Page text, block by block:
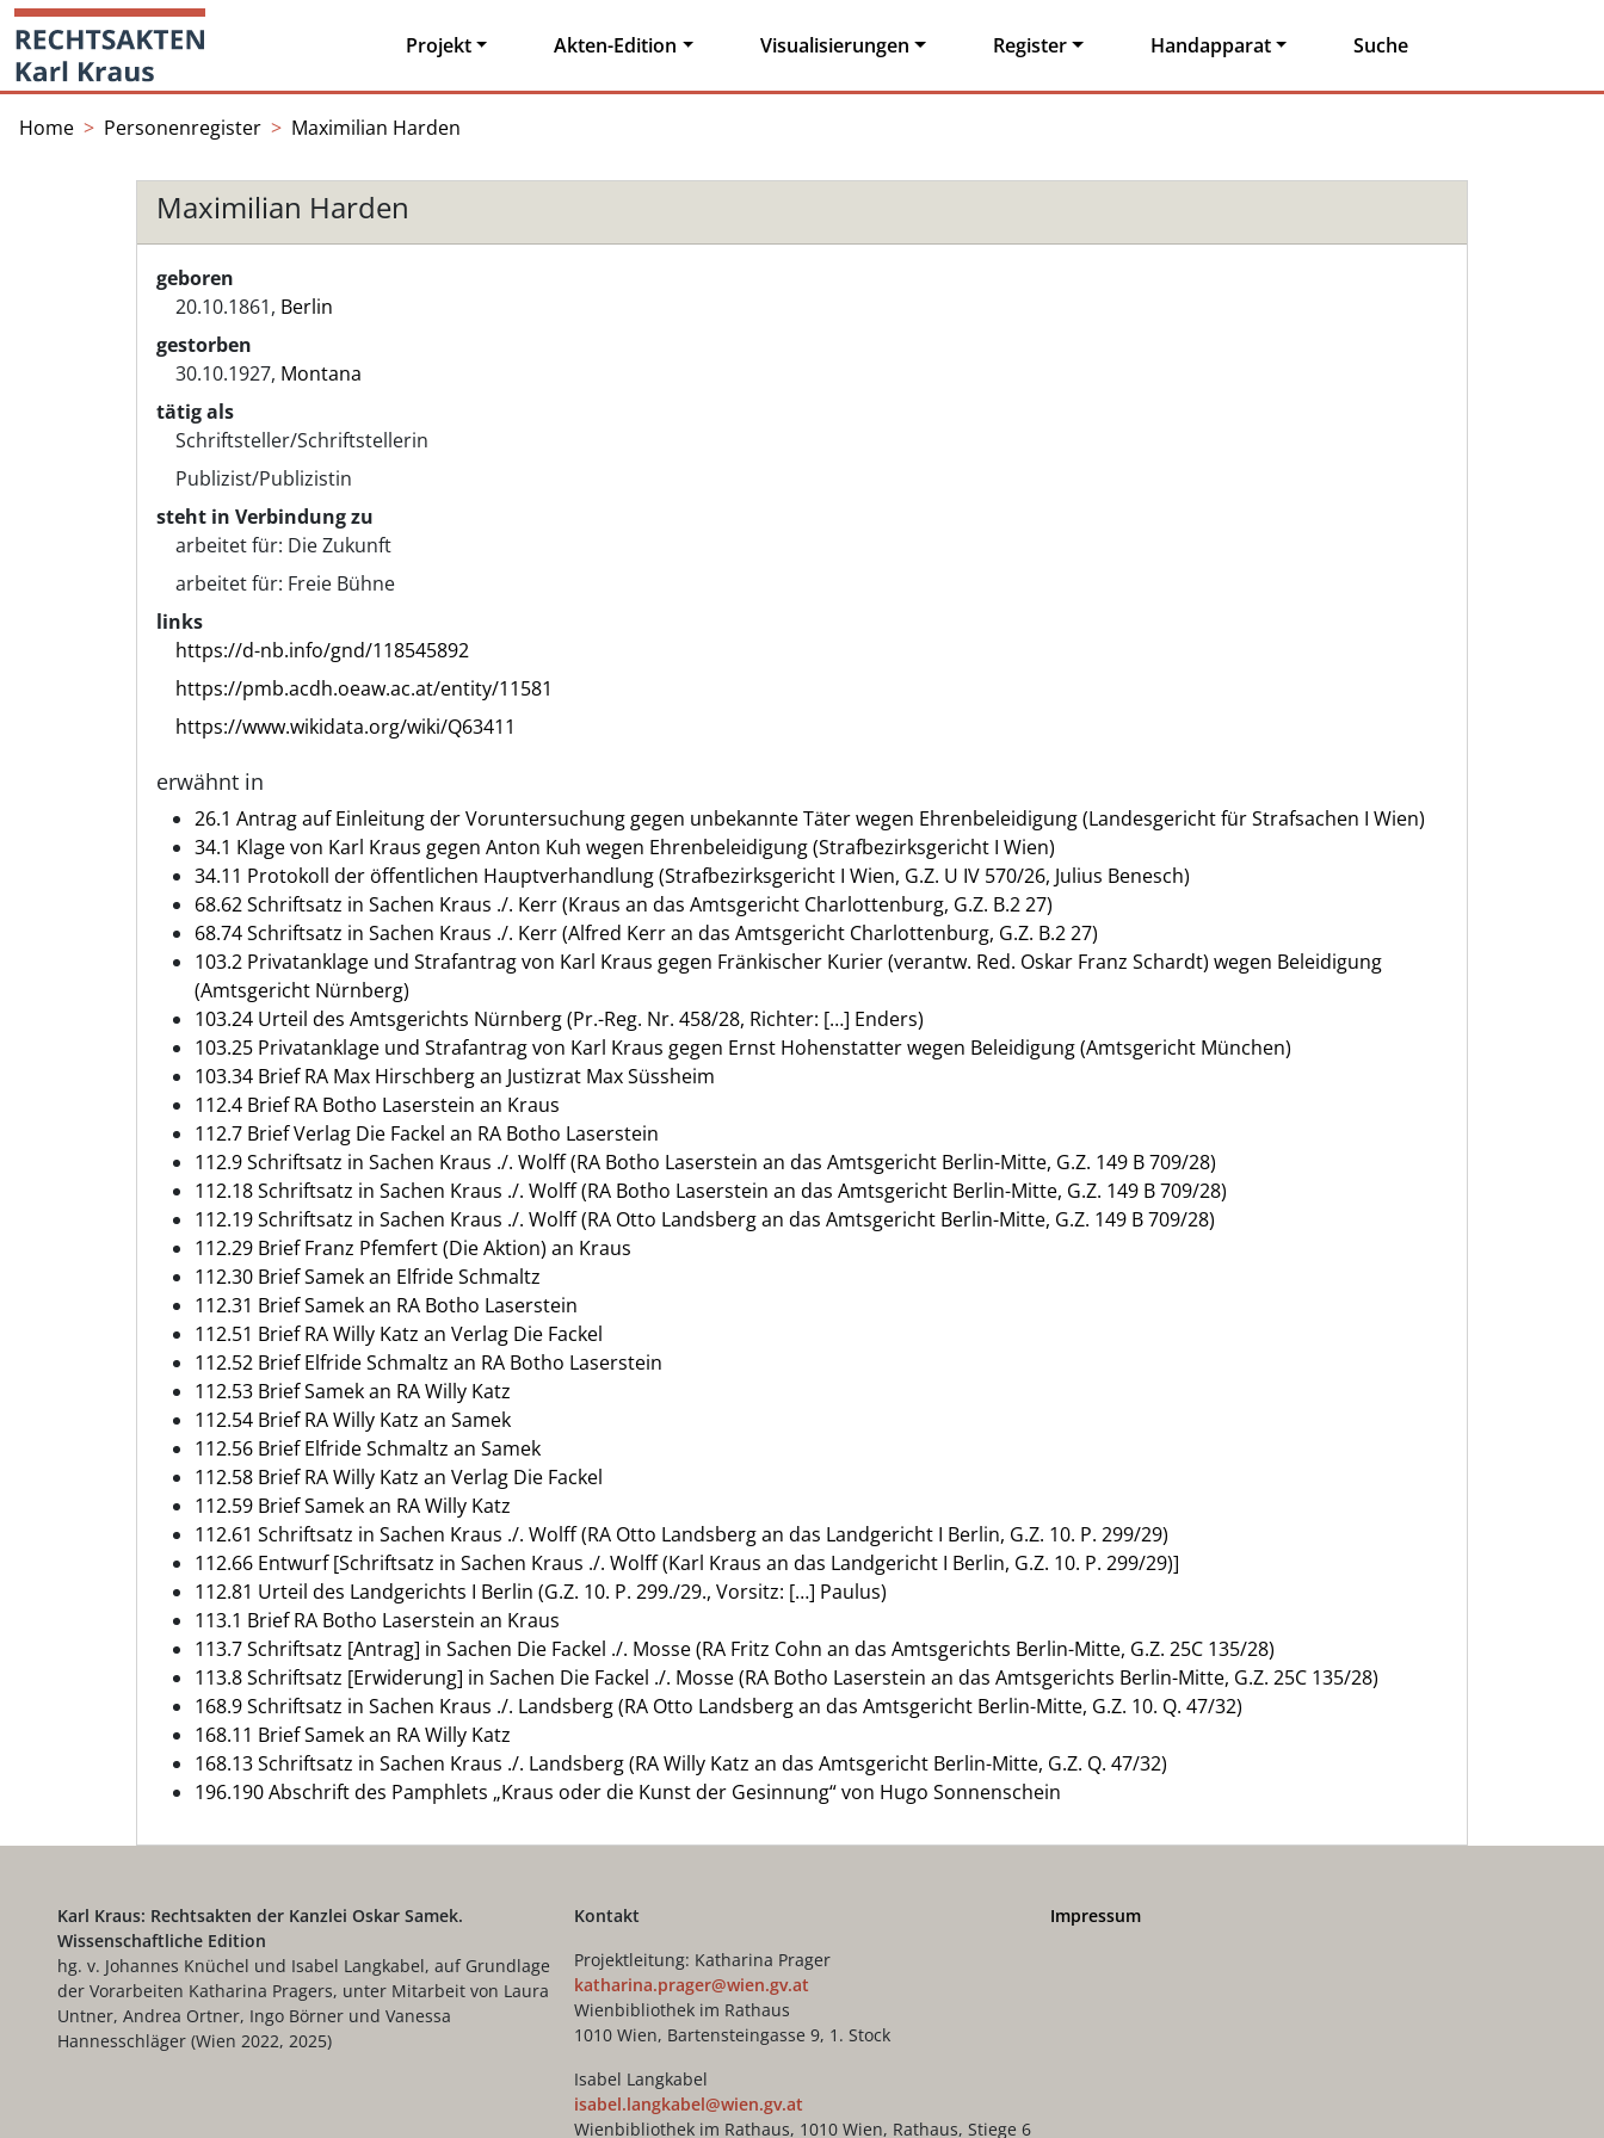
Skip
content
Startseite
Projekt Akten-Edition Visualisierungen Register Handapparat Suche
Home Personenregister Maximilian Harden
Maximilian Harden
geboren
20.10.1861, Berlin
gestorben
30.10.1927, Montana
tätig als
Schriftsteller/Schriftstellerin
Publizist/Publizistin
steht in Verbindung zu
arbeitet für: Die Zukunft
arbeitet für: Freie Bühne
links
https://d-nb.info/gnd/118545892
https://pmb.acdh.oeaw.ac.at/entity/11581
https://www.wikidata.org/wiki/Q63411
erwähnt in
26.1 Antrag auf Einleitung der Voruntersuchung gegen unbekannte Täter wegen Ehrenbeleidigung (Landesgericht für Strafsachen I Wien)
34.1 Klage von Karl Kraus gegen Anton Kuh wegen Ehrenbeleidigung (Strafbezirksgericht I Wien)
34.11 Protokoll der öffentlichen Hauptverhandlung (Strafbezirksgericht I Wien, G.Z. U IV 570/26, Julius Benesch)
68.62 Schriftsatz in Sachen Kraus ./. Kerr (Kraus an das Amtsgericht Charlottenburg, G.Z. B.2 27)
68.74 Schriftsatz in Sachen Kraus ./. Kerr (Alfred Kerr an das Amtsgericht Charlottenburg, G.Z. B.2 27)
103.2 Privatanklage und Strafantrag von Karl Kraus gegen Fränkischer Kurier (verantw. Red. Oskar Franz Schardt) wegen Beleidigung
(Amtsgericht Nürnberg)
103.24 Urteil des Amtsgerichts Nürnberg (Pr.-Reg. Nr. 458/28, Richter: […] Enders)
103.25 Privatanklage und Strafantrag von Karl Kraus gegen Ernst Hohenstatter wegen Beleidigung (Amtsgericht München)
103.34 Brief RA Max Hirschberg an Justizrat Max Süssheim
112.4 Brief RA Botho Laserstein an Kraus
112.7 Brief Verlag Die Fackel an RA Botho Laserstein
112.9 Schriftsatz in Sachen Kraus ./. Wolff (RA Botho Laserstein an das Amtsgericht Berlin-Mitte, G.Z. 149 B 709/28)
112.18 Schriftsatz in Sachen Kraus ./. Wolff (RA Botho Laserstein an das Amtsgericht Berlin-Mitte, G.Z. 149 B 709/28)
112.19 Schriftsatz in Sachen Kraus ./. Wolff (RA Otto Landsberg an das Amtsgericht Berlin-Mitte, G.Z. 149 B 709/28)
112.29 Brief Franz Pfemfert (Die Aktion) an Kraus
112.30 Brief Samek an Elfride Schmaltz
112.31 Brief Samek an RA Botho Laserstein
112.51 Brief RA Willy Katz an Verlag Die Fackel
112.52 Brief Elfride Schmaltz an RA Botho Laserstein
112.53 Brief Samek an RA Willy Katz
112.54 Brief RA Willy Katz an Samek
112.56 Brief Elfride Schmaltz an Samek
112.58 Brief RA Willy Katz an Verlag Die Fackel
112.59 Brief Samek an RA Willy Katz
112.61 Schriftsatz in Sachen Kraus ./. Wolff (RA Otto Landsberg an das Landgericht I Berlin, G.Z. 10. P. 299/29)
112.66 Entwurf [Schriftsatz in Sachen Kraus ./. Wolff (Karl Kraus an das Landgericht I Berlin, G.Z. 10. P. 299/29)]
112.81 Urteil des Landgerichts I Berlin (G.Z. 10. P. 299./29., Vorsitz: […] Paulus)
113.1 Brief RA Botho Laserstein an Kraus
113.7 Schriftsatz [Antrag] in Sachen Die Fackel ./. Mosse (RA Fritz Cohn an das Amtsgerichts Berlin-Mitte, G.Z. 25C 135/28)
113.8 Schriftsatz [Erwiderung] in Sachen Die Fackel ./. Mosse (RA Botho Laserstein an das Amtsgerichts Berlin-Mitte, G.Z. 25C 135/28)
168.9 Schriftsatz in Sachen Kraus ./. Landsberg (RA Otto Landsberg an das Amtsgericht Berlin-Mitte, G.Z. 10. Q. 47/32)
168.11 Brief Samek an RA Willy Katz
168.13 Schriftsatz in Sachen Kraus ./. Landsberg (RA Willy Katz an das Amtsgericht Berlin-Mitte, G.Z. Q. 47/32)
196.190 Abschrift des Pamphlets „Kraus oder die Kunst der Gesinnung“ von Hugo Sonnenschein
Karl Kraus: Rechtsakten der Kanzlei Oskar Samek.
Wissenschaftliche Edition
hg. v. Johannes Knüchel und Isabel Langkabel, auf Grundlage
der Vorarbeiten Katharina Pragers, unter Mitarbeit von Laura
Untner, Andrea Ortner, Ingo Börner und Vanessa
Hannesschläger (Wien 2022, 2025)
Kontakt
Projektleitung: Katharina Prager
katharina.prager@wien.gv.at
Wienbibliothek im Rathaus
1010 Wien, Bartensteingasse 9, 1. Stock
Isabel Langkabel
isabel.langkabel@wien.gv.at
Wienbibliothek im Rathaus, 1010 Wien, Rathaus, Stiege 6
Impressum